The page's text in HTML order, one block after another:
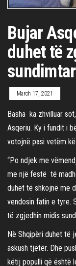
Bujar
duhet të
March 17, 2021
Basha ka zhvilluar
Asqeriu. Ky i fundit i
votojnë pasi vetëm
“Po ndjek me
me një festë të
duhet të shkojnë me
vendosin fatin e tyre.
të zgjedhin midis
Në Shqipëri duhet të
askush tjetër. Dhe
këtij populli që është